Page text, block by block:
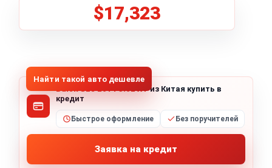
$17,323
Найти такой авто дешевле
Buick GL8 2014 3.0L XTиз Китая купить в
кредит
Быстрое оформление Без поручителей
Заявка на кредит